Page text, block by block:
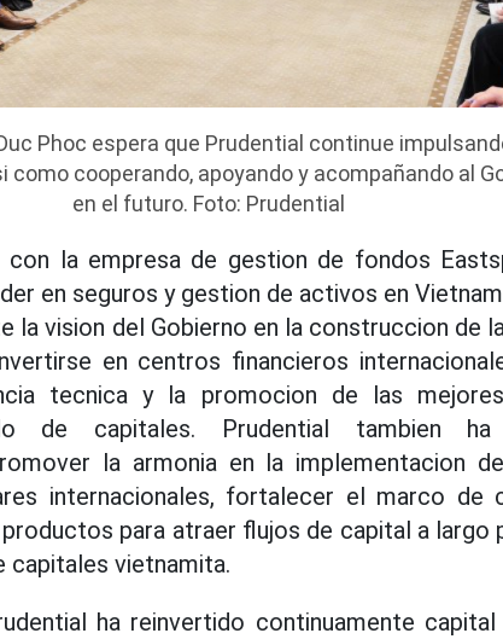
Phoc espera que Prudential continue
como cooperando, apoyando y acompañando al
en el futuro. Foto: Prudential
con la empresa de gestion de fondos
en seguros y gestion de activos en
la vision del Gobierno en la construccion de
en centros financieros
tecnica y la promocion de las
de capitales. Prudential tambien ha
la armonia en la implementacion
internacionales, fortalecer el marco de
para atraer flujos de capital a largo
capitales vietnamita.
ha reinvertido continuamente